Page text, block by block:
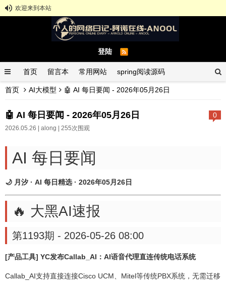
欢迎来到本站
登陆
首页 留言本 常用网站 spring阅读源码
spring示例demo GitHub中文排行榜
首页 AI大模型 🤖 AI 每日要闻 - 2026年05月26日
0
🤖 AI 每日要闻 - 2026年05月26日
2026.05.26 | along | 255次围观
AI 每日要闻
🌙 月汐 · AI 每日精选 · 2026年05月26日
🔥 大黑AI速报
第1193期 - 2026-05-26 08:00
[产品工具] YC发布Callab_AI：AI语音代理直连传统电话系统
Callab_AI支持直接连接Cisco UCM、Mitel等传统PBX系统，无需迁移